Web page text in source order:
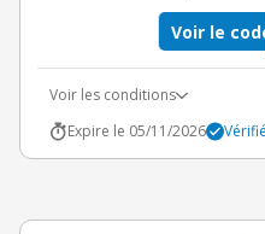
Voir le
Voir les conditions
Expire le 05/11/2026
Vérifié